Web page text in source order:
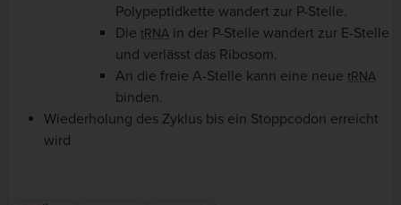
Polypeptidkette wandert zur P-Stelle.
Die tRNA in der P-Stelle wandert zur E-Stelle
und verlässt das Ribosom.
An die freie A-Stelle kann eine neue tRNA
binden.
Wiederholung des Zyklus bis ein Stoppcodon erreicht
wird